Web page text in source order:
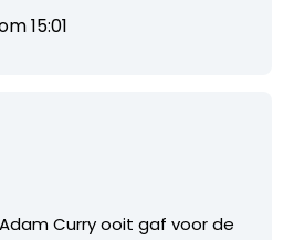
15:01
Curry ooit gaf voor de